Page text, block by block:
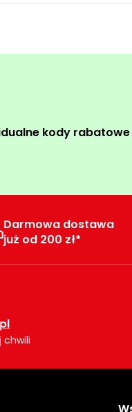
kody rabatowe
Darmowa dostawa
już od 200 zł*
chwili